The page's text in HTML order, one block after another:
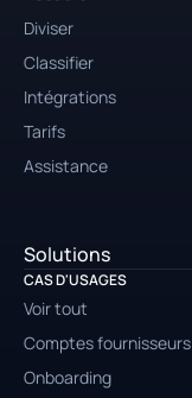
Diviser
Classifier
Intégrations
Tarifs
Assistance
Solutions
CAS D'USAGES
Voir tout
Comptes fournisseurs
Onboarding